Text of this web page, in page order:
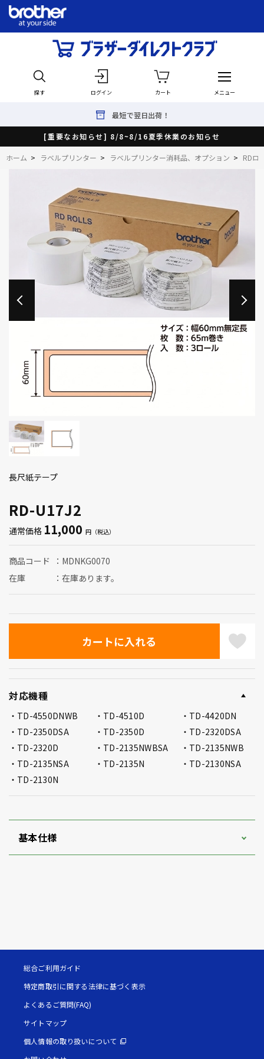
探す ログイン カート メニュー
最短で翌日出荷！
[重要なお知らせ] 8/8~8/16夏季休業のお知らせ
ホーム > ラベルプリンター > ラベルプリンター消耗品、オプション > RDロ
RD-U17J2
長尺紙テープ
通常価格 11,000
商品コード
MDNKG0070
在庫
在庫あります。
対応機種
TD-4550DNWB TD-4510D
TD-4420DN
TD-2350DSA
TD-2350D
TD-2320DSA
TD-2320D
TD-2135NWBSA
TD-2135NWB
TD-2135NSA
TD-2135N
TD-2130NSA
TD-2130N
基本仕様
総合ご利用ガイド
特定商取引に関する法律に基づく表示
よくあるご質問(FAQ)
サイトマップ
個人情報の取り扱いについて